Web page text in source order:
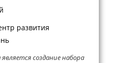
развития
создание набора